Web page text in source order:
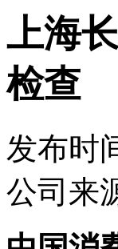
上海
检查
发布时
公司 来